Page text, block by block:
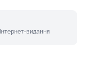
видання